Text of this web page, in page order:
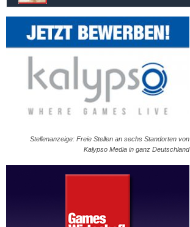
Stellenanzeige: Freie Stellen an sechs Standorten von
Kalypso Media in ganz Deutschland